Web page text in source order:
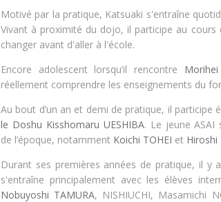
Motivé par la pratique, Katsuaki s'entraîne
Vivant à proximité du dojo, il participe au
changer avant d'aller à l'école.
Encore adolescent lorsqu’il rencontre Morihei
réellement comprendre les enseignements du
Au bout d’un an et demi de pratique, il participe
le Doshu Kisshomaru UESHIBA. Le jeune ASAI
de l’époque, notamment Koichi TOHEI et Hiroshi
Durant ses premières années de pratique, il y
s'entraîne principalement avec les élèves
Nobuyoshi TAMURA, NISHIUCHI, Masamichi